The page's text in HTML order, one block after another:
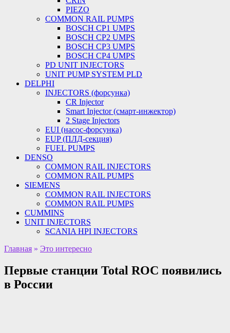
PIEZO
COMMON RAIL PUMPS
BOSCH CP1 UMPS
BOSCH CP2 UMPS
BOSCH CP3 UMPS
BOSCH CP4 UMPS
PD UNIT INJECTORS
UNIT PUMP SYSTEM PLD
DELPHI
INJECTORS (форсунка)
CR Injector
Smart Injector (смарт-инжектор)
2 Stage Injectors
EUI (насос-форсунка)
EUP (ПЛД-секция)
FUEL PUMPS
DENSO
COMMON RAIL INJECTORS
COMMON RAIL PUMPS
SIEMENS
COMMON RAIL INJECTORS
COMMON RAIL PUMPS
CUMMINS
UNIT INJECTORS
SCANIA HPI INJECTORS
Главная » Это интересно
Первые станции Total ROC появились
в России